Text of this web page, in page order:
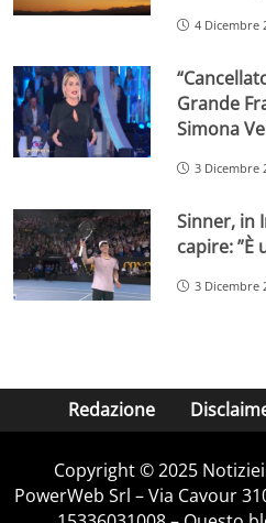
4 Dicembre
Grande
Simona
3 Dicembre
Sinner, in
capire: ”È
3 Dicembre
Redazione
Copyright © 2025
PowerWeb Srl – Via Cavour